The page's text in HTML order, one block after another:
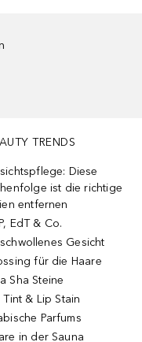
TRENDS
Diese
ist die richtige
entfernen
EdT & Co.
Gesicht
für die Haare
Sha Steine
Tint & Lip Stain
Parfums
in der Sauna